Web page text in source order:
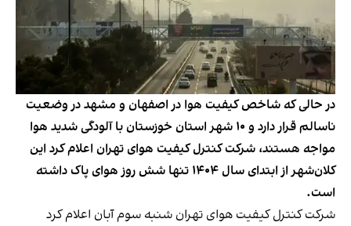
در حالی که شاخص کیفیت هوا در اصفهان و مشهد در وضعیت
ناسالم قرار دارد و ۱۰ شهر استان خوزستان با آلودگی شدید هوا
مواجه‌ هستند، شرکت کنترل کیفیت هوای تهران اعلام کرد این
کلان‌شهر از ابتدای سال ۱۴۰۴ تنها شش روز هوای پاک داشته
است.
شرکت کنترل کیفیت هوای تهران شنبه سوم آبان اعلام کرد